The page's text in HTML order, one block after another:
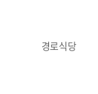
경로식당